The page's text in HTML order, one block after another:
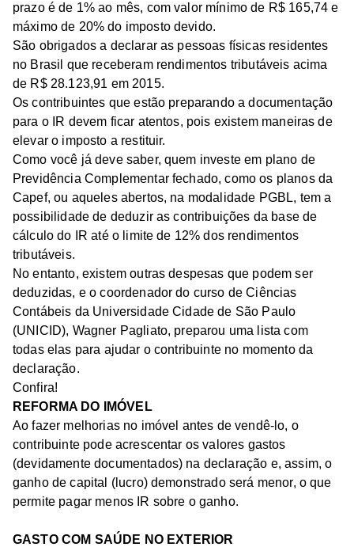
prazo é de 1% ao mês, com valor mínimo de R$ 165,74 e
máximo de 20% do imposto devido.
São obrigados a declarar as pessoas físicas residentes
no Brasil que receberam rendimentos tributáveis acima
de R$ 28.123,91 em 2015.
Os contribuintes que estão preparando a documentação
para o IR devem ficar atentos, pois existem maneiras de
elevar o imposto a restituir.
Como você já deve saber, quem investe em plano de
Previdência Complementar fechado, como os planos da
Capef, ou aqueles abertos, na modalidade PGBL, tem a
possibilidade de deduzir as contribuições da base de
cálculo do IR até o limite de 12% dos rendimentos
tributáveis.
No entanto, existem outras despesas que podem ser
deduzidas, e o coordenador do curso de Ciências
Contábeis da Universidade Cidade de São Paulo
(UNICID), Wagner Pagliato, preparou uma lista com
todas elas para ajudar o contribuinte no momento da
declaração.
Confira!
REFORMA DO IMÓVEL
Ao fazer melhorias no imóvel antes de vendê-lo, o
contribuinte pode acrescentar os valores gastos
(devidamente documentados) na declaração e, assim, o
ganho de capital (lucro) demonstrado será menor, o que
permite pagar menos IR sobre o ganho.
GASTO COM SAÚDE NO EXTERIOR